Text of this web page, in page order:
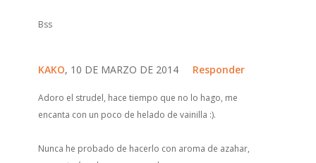
Bss
KAKO, 10 DE MARZO DE 2014 Responder
Adoro el strudel, hace tiempo que no lo hago, me
encanta con un poco de helado de vainilla :).
Nunca he probado de hacerlo con aroma de azahar,